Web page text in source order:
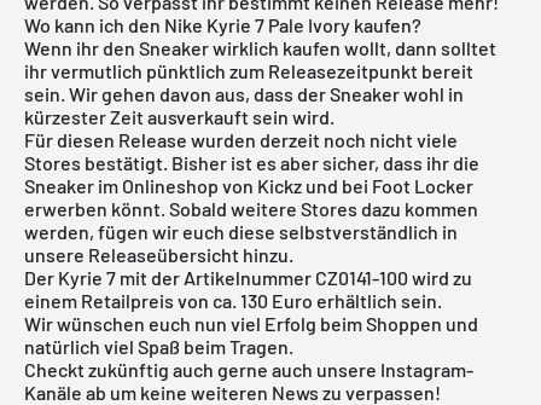
Wo kann ich den Nike Kyrie 7 Pale Ivory kaufen?
Wenn ihr den Sneaker wirklich kaufen wollt, dann solltet
ihr vermutlich pünktlich zum Releasezeitpunkt bereit
sein. Wir gehen davon aus, dass der Sneaker wohl in
kürzester Zeit ausverkauft sein wird.
Für diesen Release wurden derzeit noch nicht viele
Stores bestätigt. Bisher ist es aber sicher, dass ihr die
Sneaker im Onlineshop von Kickz und bei Foot Locker
erwerben könnt. Sobald weitere Stores dazu kommen
werden, fügen wir euch diese selbstverständlich in
unsere Releaseübersicht hinzu.
Der Kyrie 7 mit der Artikelnummer CZ0141-100 wird zu
einem Retailpreis von ca. 130 Euro erhältlich sein.
Wir wünschen euch nun viel Erfolg beim Shoppen und
natürlich viel Spaß beim Tragen.
Checkt zukünftig auch gerne auch unsere Instagram-
Kanäle ab um keine weiteren News zu verpassen!